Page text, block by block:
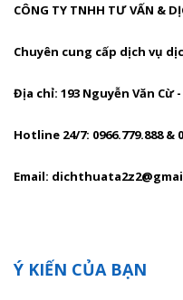
CÔNG TY TNHH TƯ VẤN &
Chuyên cung cấp dịch vụ
Địa chỉ: 193 Nguyễn Văn Cừ
Hotline 24/7: 0966.779.888 &
Email:
Ý KIẾN CỦA BẠN